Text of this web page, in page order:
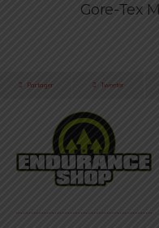
Gore-Tex
Partager Tweeter